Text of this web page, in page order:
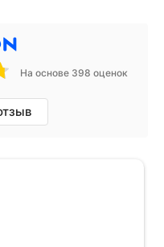
На основе 398 оценок